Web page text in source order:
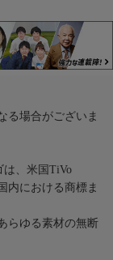
る場合がございま
は、米国TiVo
内における商標ま
らゆる素材の無断